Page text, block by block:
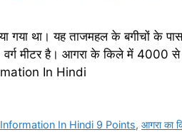
गया था। यह ताजमहल के बगीचों के
वर्ग मीटर है। आगरा के किले में 4000 से
In Hindi
In Hindi 9 Points,आगरा का